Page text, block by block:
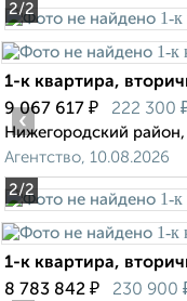
2/2
2/2
1-к квартира,
9 067 617 ₽ 222 300
Нижегородский
Агентство, 10.08.2026
‹
1-к квартира,
8 783 842 ₽ 230 900